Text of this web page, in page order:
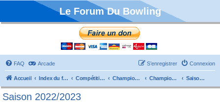
Le Forum Du Bowling
FAQ Arcade Connexion
S’enregistrer
Accueil Index du forum Compétitions Championnats de France Championnat Individuels Saison 2022/2023
Saison 2022/2023